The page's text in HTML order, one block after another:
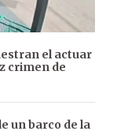
el actuar
crimen de
un barco de la